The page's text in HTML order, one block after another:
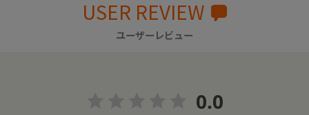
USER REVIEW
ユーザーレビュー
0.0